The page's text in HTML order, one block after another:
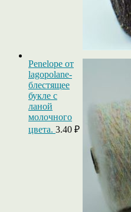
Penelope от
lagopolane-
блестящее
букле с
ланой
молочного
цвета. 3.40 ₽